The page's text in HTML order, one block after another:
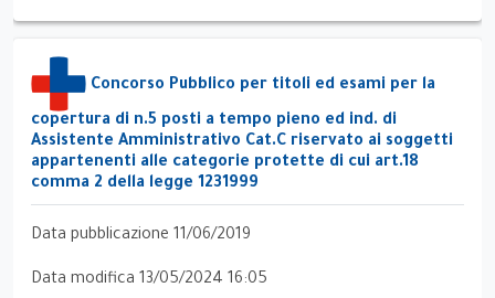
Concorso Pubblico per titoli ed esami per la
copertura di n.5 posti a tempo pieno ed ind. di
Assistente Amministrativo Cat.C riservato ai soggetti
appartenenti alle categorie protette di cui art.18
comma 2 della legge 1231999
Data pubblicazione 11/06/2019
Data modifica 13/05/2024 16:05